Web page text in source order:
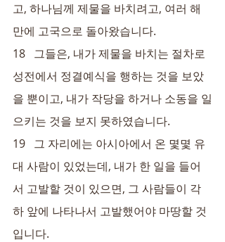
고, 하나님께 제물을 바치려고, 여러 해
만에 고국으로 돌아왔습니다.
18   그들은, 내가 제물을 바치는 절차로
성전에서 정결예식을 행하는 것을 보았
을 뿐이고, 내가 작당을 하거나 소동을 일
으키는 것을 보지 못하였습니다.
19   그 자리에는 아시아에서 온 몇몇 유
대 사람이 있었는데, 내가 한 일을 들어
서 고발할 것이 있으면, 그 사람들이 각
하 앞에 나타나서 고발했어야 마땅할 것
입니다.